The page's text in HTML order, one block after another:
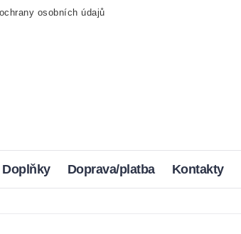
osobních údajů
Doplňky Doprava/platba Kontakty